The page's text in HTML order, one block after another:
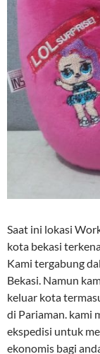
Saat ini lokasi
kota bekasi
Kami tergabung
Bekasi. Namun
keluar kota
di Pariaman. kami
ekspedisi untuk
ekonomis bagi